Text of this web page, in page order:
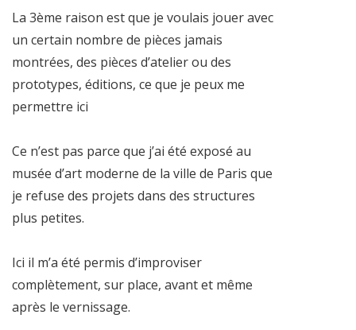
La 3ème raison est que je voulais jouer avec
un certain nombre de pièces jamais
montrées, des pièces d’atelier ou des
prototypes, éditions, ce que je peux me
permettre ici
Ce n’est pas parce que j’ai été exposé au
musée d’art moderne de la ville de Paris que
je refuse des projets dans des structures
plus petites.
Ici il m’a été permis d’improviser
complètement, sur place, avant et même
après le vernissage.